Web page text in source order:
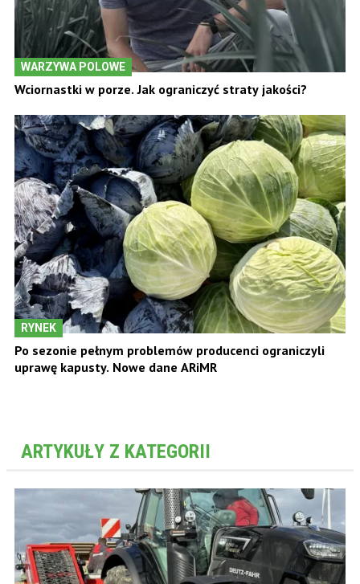
WARZYWA POLOWE
Wciornastki w porze. Jak ograniczyć straty jakości?
RYNEK
Po sezonie pełnym problemów producenci ograniczyli
uprawę kapusty. Nowe dane ARiMR
ARTYKUŁY Z KATEGORII